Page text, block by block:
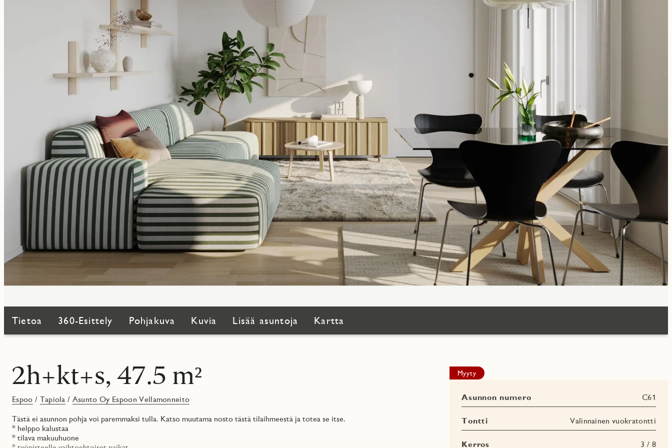
Tietoa 360-Esittely Pohjakuva Kuvia Lisää asuntoja Kartta
2h+kt+s, 47.5 m²
Espoo / Tapiola / Asunto Oy Espoon Vellamonneito
Tästä ei asunnon pohja voi paremmaksi tulla. Katso muutama nosto tästä tilaihmeestä ja totea se itse.
* helppo kalustaa
* tilava makuuhuone
Myyty
Asunnon numero C61
Tontti Valinnainen vuokratontti
Kerros 3 / 8